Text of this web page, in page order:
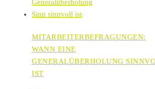
MITARBEITERBEFRAGUNGEN:
WANN EINE
GENERALÜBERHOLUNG
IST